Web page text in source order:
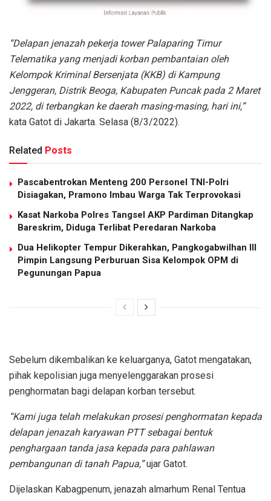
“Delapan jenazah pekerja tower Palaparing Timur
Telematika yang menjadi korban pembantaian oleh
Kelompok Kriminal Bersenjata (KKB) di Kampung
Jenggeran, Distrik Beoga, Kabupaten Puncak pada 2 Maret
2022, di terbangkan ke daerah masing-masing, hari ini,”
kata Gatot di Jakarta. Selasa (8/3/2022).
Related Posts
Pascabentrokan Menteng 200 Personel TNI-Polri
Disiagakan, Pramono Imbau Warga Tak Terprovokasi
Kasat Narkoba Polres Tangsel AKP Pardiman Ditangkap
Bareskrim, Diduga Terlibat Peredaran Narkoba
Dua Helikopter Tempur Dikerahkan, Pangkogabwilhan III
Pimpin Langsung Perburuan Sisa Kelompok OPM di
Pegunungan Papua
Sebelum dikembalikan ke keluarganya, Gatot mengatakan,
pihak kepolisian juga menyelenggarakan prosesi
penghormatan bagi delapan korban tersebut.
“Kami juga telah melakukan prosesi penghormatan kepada
delapan jenazah karyawan PTT sebagai bentuk
penghargaan tanda jasa kepada para pahlawan
pembangunan di tanah Papua,”ujar Gatot.
Dijelaskan Kabagpenum, jenazah almarhum Renal Tentua